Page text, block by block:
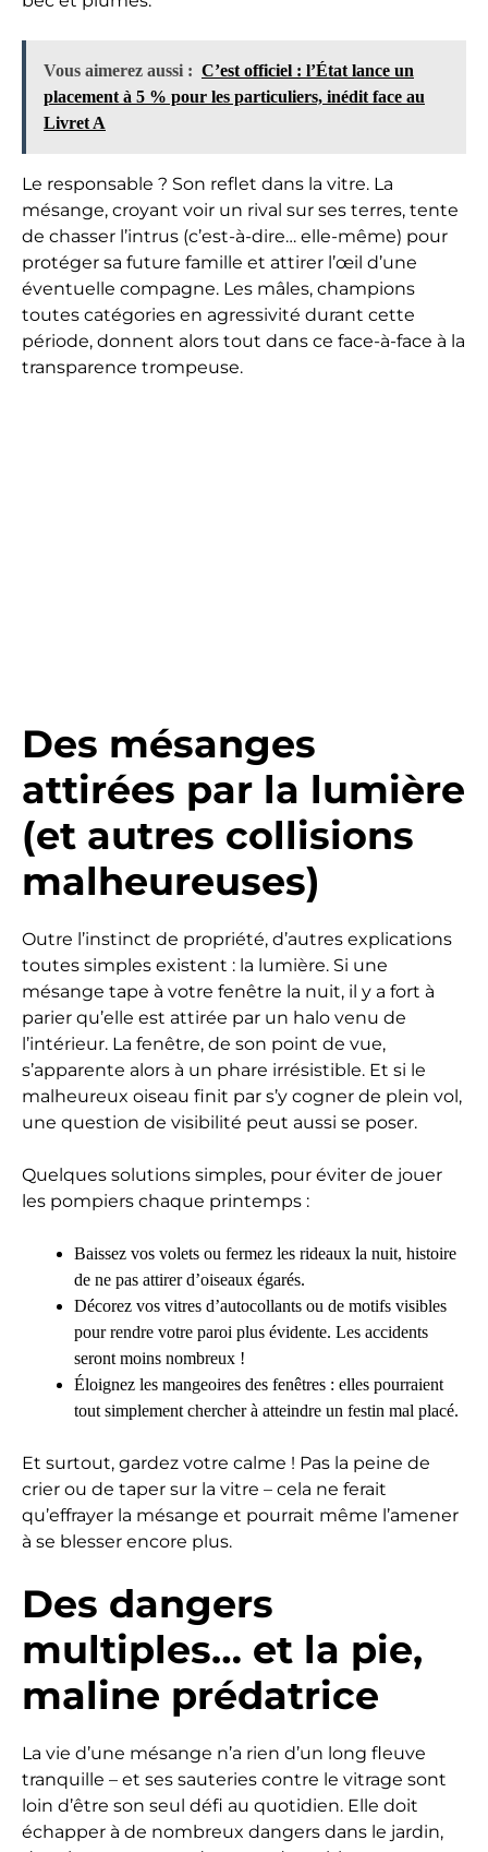
Vous aimerez aussi : C’est officiel : l’État lance un
placement à 5 % pour les particuliers, inédit face au
Livret A
Le responsable ? Son reflet dans la vitre. La
mésange, croyant voir un rival sur ses terres, tente
de chasser l’intrus (c’est-à-dire… elle-même) pour
protéger sa future famille et attirer l’œil d’une
éventuelle compagne. Les mâles, champions
toutes catégories en agressivité durant cette
période, donnent alors tout dans ce face-à-face à la
transparence trompeuse.
Des mésanges
attirées par la lumière
(et autres collisions
malheureuses)
Outre l’instinct de propriété, d’autres explications
toutes simples existent : la lumière. Si une
mésange tape à votre fenêtre la nuit, il y a fort à
parier qu’elle est attirée par un halo venu de
l’intérieur. La fenêtre, de son point de vue,
s’apparente alors à un phare irrésistible. Et si le
malheureux oiseau finit par s’y cogner de plein vol,
une question de visibilité peut aussi se poser.
Quelques solutions simples, pour éviter de jouer
les pompiers chaque printemps :
Baissez vos volets ou fermez les rideaux la nuit, histoire
de ne pas attirer d’oiseaux égarés.
Décorez vos vitres d’autocollants ou de motifs visibles
pour rendre votre paroi plus évidente. Les accidents
seront moins nombreux !
Éloignez les mangeoires des fenêtres : elles pourraient
tout simplement chercher à atteindre un festin mal placé.
Et surtout, gardez votre calme ! Pas la peine de
crier ou de taper sur la vitre – cela ne ferait
qu’effrayer la mésange et pourrait même l’amener
à se blesser encore plus.
Des dangers
multiples… et la pie,
maline prédatrice
La vie d’une mésange n’a rien d’un long fleuve
tranquille – et ses sauteries contre le vitrage sont
loin d’être son seul défi au quotidien. Elle doit
échapper à de nombreux dangers dans le jardin,